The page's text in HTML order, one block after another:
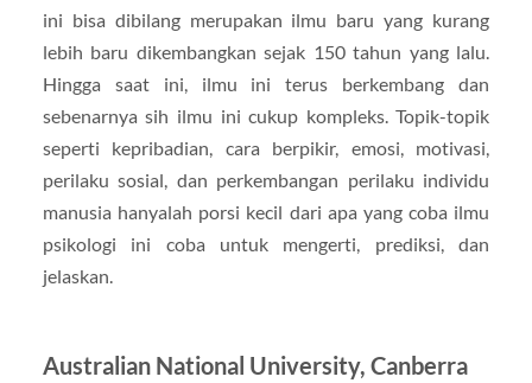
ini bisa dibilang merupakan ilmu baru yang kurang
lebih baru dikembangkan sejak 150 tahun yang lalu.
Hingga saat ini, ilmu ini terus berkembang dan
sebenarnya sih ilmu ini cukup kompleks. Topik-topik
seperti kepribadian, cara berpikir, emosi, motivasi,
perilaku sosial, dan perkembangan perilaku individu
manusia hanyalah porsi kecil dari apa yang coba ilmu
psikologi ini coba untuk mengerti, prediksi, dan
jelaskan.
Australian National University, Canberra